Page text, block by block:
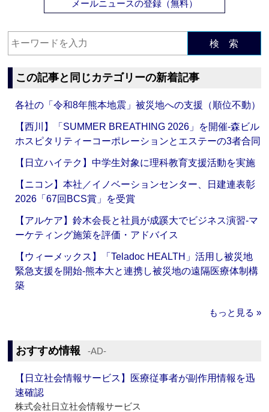
メールニュースの登録（無料）
検 索
この記事と同じカテゴリーの新着記事
各社の「令和8年熊本地震」被災地への支援（順位不動）
【西川】「SUMMER BREATHING 2026」を開催‐森ビル
ホスピタリティーコーポレーションとエステーの3者合同
【日立ハイテク】中学生対象に理科教育支援活動を実施
【ニコン】本社／イノベーションセンター、日建連表彰
2026「67回BCS賞」を受賞
【アルケア】鈴木会長と社員が成蹊大でビジネス演習‐マ
ーケティング施策を評価・アドバイス
【ウィーメックス】「Teladoc HEALTH」活用し被災地
緊急支援を開始‐熊本大と連携し被災地の遠隔医療体制構
築
もっと見る »
おすすめ情報 ‐AD‐
【日立社会情報サービス】医療従事者が副作用情報を迅
速確認
株式会社日立社会情報サービス